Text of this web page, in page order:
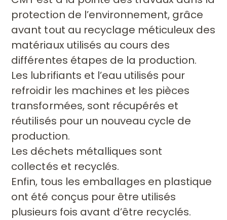
protection de l’environnement, grâce
avant tout au recyclage méticuleux des
matériaux utilisés au cours des
différentes étapes de la production.
Les lubrifiants et l’eau utilisés pour
refroidir les machines et les pièces
transformées, sont récupérés et
réutilisés pour un nouveau cycle de
production.
Les déchets métalliques sont
collectés et recyclés.
Enfin, tous les emballages en plastique
ont été conçus pour être utilisés
plusieurs fois avant d’être recyclés.